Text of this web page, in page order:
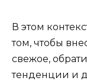
В этом
том, чтобы
свежое,
тенденции и